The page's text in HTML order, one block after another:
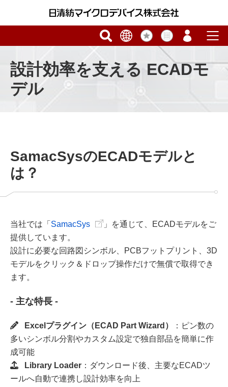
設計効率を支える ECADモ
デル
SamacSysのECADモデルと
は？
当社では「 SamacSys
」を通じて、ECADモデルをご
提供しています。
設計に必要な回路図シンボル、PCBフットプリント、3D
モデルをクリック＆ドロップ操作だけで無償で取得でき
ます。
- 主な特長 -
Excelプラグイン（ECAD Part Wizard）
：ピン数の
多いシンボル分割やカスタム設定で独自部品を簡単に作
成可能
Library Loader ：ダウンロード後、主要なECADツ
ールへ自動で連携し設計効率を向上